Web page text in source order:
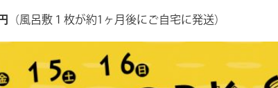
（風呂敷１枚が約1ヶ月後にご自宅に発送）